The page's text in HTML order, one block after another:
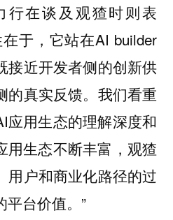
行在谈及观猹时则表
于，它站在AI builder
接近开发者侧的创新供
的真实反馈。我们看重
应用生态的理解深度和
用生态不断丰富，观猹
用户和商业化路径的过
平台价值。”